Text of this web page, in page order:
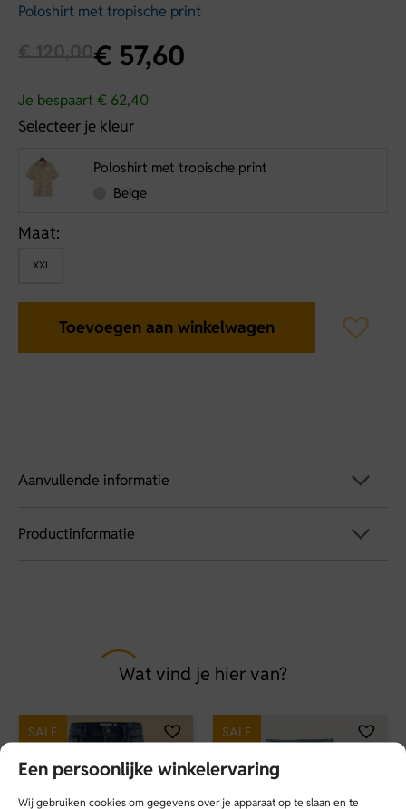
Een persoonlijke winkelervaring
Wij gebruiken cookies om gegevens over je apparaat op te slaan en te
Poloshirt met tropische print
€ 57,60
Je bespaart € 62,40
Selecteer je kleur
Poloshirt met tropische print
Beige
Maat:
XXL
Toevoegen aan winkelwagen
Aanvullende informatie
Artikelnummer
Merk
Productinformatie
Wat vind je hier van?
SALE SALE